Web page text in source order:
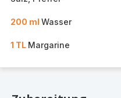
200 ml Wasser
1 TL Margarine